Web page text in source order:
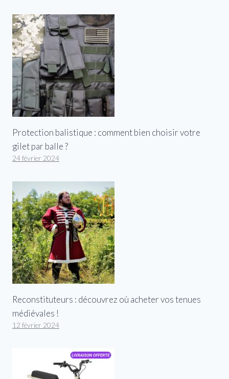
Protection balistique : comment bien choisir votre
gilet par balle ?
24 février 2024
Reconstituteurs : découvrez où acheter vos tenues
médiévales !
12 février 2024